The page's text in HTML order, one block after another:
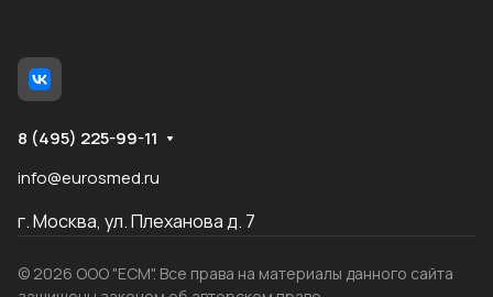
8 (495) 225-99-11
info@eurosmed.ru
г. Москва, ул. Плеханова д. 7
© 2026 ООО "ЕСМ". Все права на материалы данного сайта